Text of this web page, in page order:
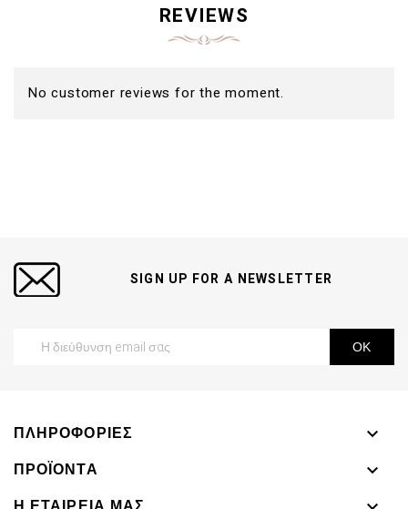
REVIEWS
No customer reviews for the moment.
SIGN UP FOR A NEWSLETTER
ΠΛΗΡΟΦΟΡΊΕΣ

ΠΡΟΪΌΝΤΑ
